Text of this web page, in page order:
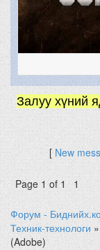
Залуу хүний
[New
Page1of1 1
Форум -
Техник-технологи »
(Adobe)